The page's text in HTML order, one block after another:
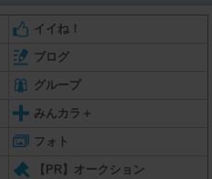
イイね！
ブログ
グループ
みんカラ＋
フォト
【PR】オークション